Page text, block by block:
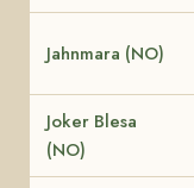
Jahnmara (NO)
Joker Blesa
(NO)